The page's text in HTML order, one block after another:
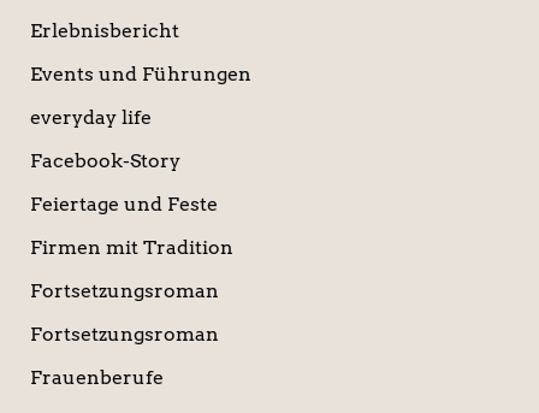
Erlebnisbericht
Events und Führungen
everyday life
Facebook-Story
Feiertage und Feste
Firmen mit Tradition
Fortsetzungsroman
Fortsetzungsroman
Frauenberufe